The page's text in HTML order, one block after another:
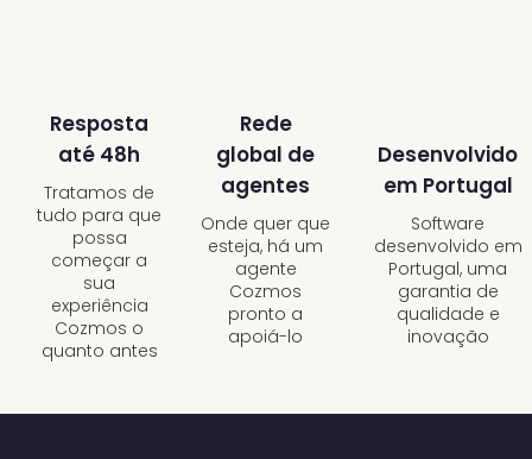
Resposta
até 48h
Tratamos de
tudo para que
possa
começar a
sua
experiência
Cozmos o
quanto antes
Rede
global de
agentes
Onde quer que
esteja, há um
agente
Cozmos
pronto a
apoiá-lo
Desenvolvido
em Portugal
Software
desenvolvido em
Portugal, uma
garantia de
qualidade e
inovação